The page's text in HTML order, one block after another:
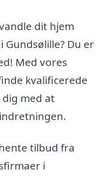
dit hjem
Du er
Med vores
kvalificerede
med at
tilbud fra
i